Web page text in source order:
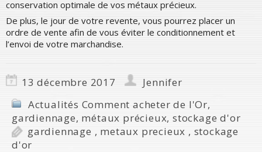
conservation optimale de vos métaux précieux.
De plus, le jour de votre revente, vous pourrez placer un
ordre de vente afin de vous éviter le conditionnement et
l’envoi de votre marchandise.
13 décembre 2017
Jennifer
Actualités Comment acheter de l'Or,
gardiennage, métaux précieux,stockage d'or
gardiennage , metaux precieux , stockage
d'or